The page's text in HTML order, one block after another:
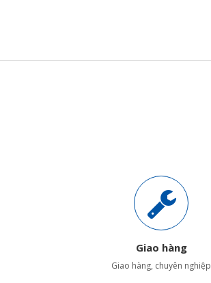
Giao hàng
Giao hàng, chuyên nghiệp